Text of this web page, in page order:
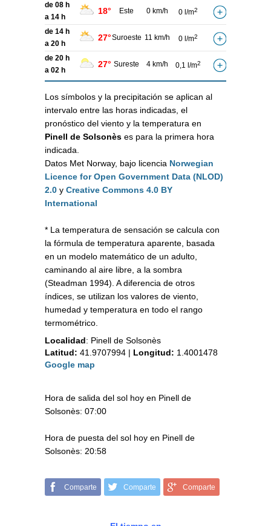
de 08 h
a 14 h
18° Este 0 km/h 0 l/m2
de 14 h
a 20 h
27°Suroeste 11 km/h 0 l/m2
de 20 h
a 02 h
27° Sureste 4 km/h 0,1 l/m2
Los símbolos y la precipitación se aplican al
intervalo entre las horas indicadas, el
pronóstico del viento y la temperatura en
Pinell de Solsonès es para la primera hora
indicada.
Datos Met Norway, bajo licencia Norwegian
Licence for Open Government Data (NLOD)
2.0 y Creative Commons 4.0 BY
International
* La temperatura de sensación se calcula con
la fórmula de temperatura aparente, basada
en un modelo matemático de un adulto,
caminando al aire libre, a la sombra
(Steadman 1994). A diferencia de otros
índices, se utilizan los valores de viento,
humedad y temperatura en todo el rango
termométrico.
Localidad: Pinell de Solsonès
Latitud: 41.9707994 | Longitud: 1.4001478
Google map
Hora de salida del sol hoy en Pinell de
Solsonès: 07:00
Hora de puesta del sol hoy en Pinell de
Solsonès: 20:58
Comparte Comparte Comparte